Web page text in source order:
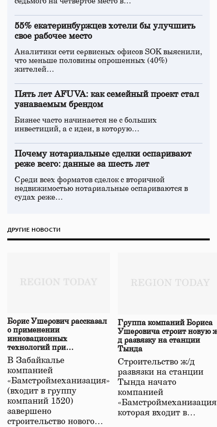
55% екатеринбуржцев хотели бы улучшить
свое рабочее место
Аналитики сети сервисных офисов SOK выяснили,
что меньше половины опрошенных (40%)
жителей…
Пять лет AFUVA: как семейный проект стал
узнаваемым брендом
Бизнес часто начинается не с больших
инвестиций, а с идеи, в которую…
Почему нотариальные сделки оспаривают
реже всего: данные за шесть лет
Среди всех форматов сделок с вторичной
недвижимостью нотариальные оспариваются в
судах реже…
ДРУГИЕ НОВОСТИ
Борис Ушерович рассказал
о применении
инновационных
технологий при
строительстве нового моста
в Забайкалье
В Забайкалье
компанией
«Бамстроймеханизация»
(входит в группу
компаний 1520)
завершено
строительство нового…
Группа компаний Бориса
Ушеровича строит новую
д развязку на станции
Тында
Строительство ж/д
развязки на станции
Тында начато
компанией
которая входит в…